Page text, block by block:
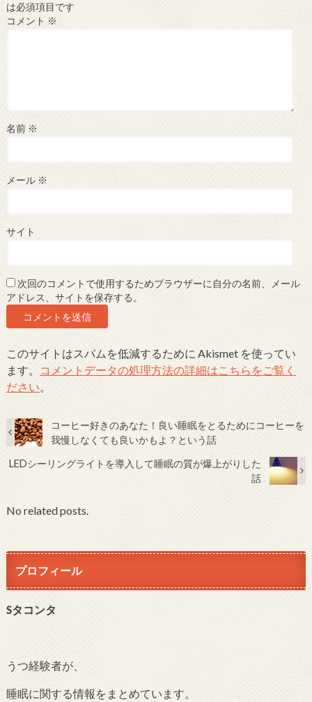
は必須項目です
コメント ※
名前 ※
メール ※
サイト
次回のコメントで使用するためブラウザーに自分の名前、メール
アドレス、サイトを保存する。
このサイトはスパムを低減するために Akismet を使ってい
ます。
コメントデータの処理方法の詳細はこちらをご覧く
ださい。
コーヒー好きのあなた！良い睡眠をとるためにコーヒーを
我慢しなくても良いかもよ？という話
LEDシーリングライトを導入して睡眠の質が爆上がりした
話
No related posts.
プロフィール
Sタコンタ
うつ経験者が、
睡眠に関する情報をまとめています。